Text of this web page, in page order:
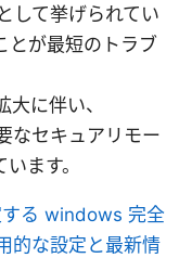
して挙げられてい
とが最短のトラブ
に伴い、
なセキュアリモー
ます。
る windows 完全
的な設定と最新情